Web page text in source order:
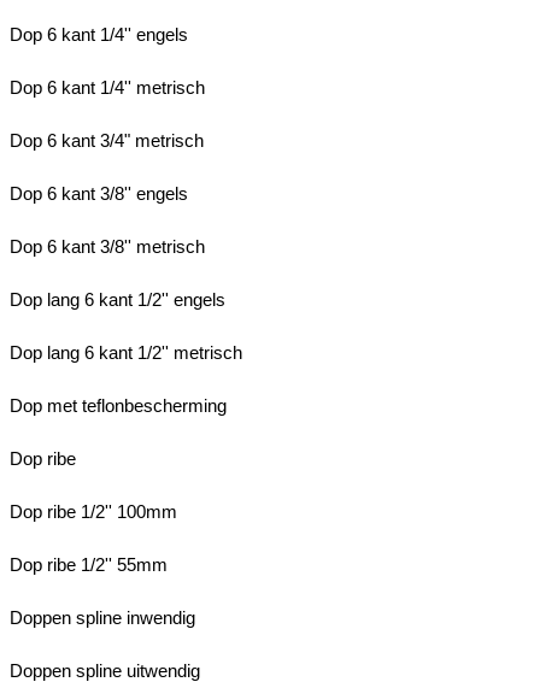
Dop 6 kant 1/4'' engels
Dop 6 kant 1/4'' metrisch
Dop 6 kant 3/4" metrisch
Dop 6 kant 3/8'' engels
Dop 6 kant 3/8'' metrisch
Dop lang 6 kant 1/2'' engels
Dop lang 6 kant 1/2'' metrisch
Dop met teflonbescherming
Dop ribe
Dop ribe 1/2'' 100mm
Dop ribe 1/2'' 55mm
Doppen spline inwendig
Doppen spline uitwendig